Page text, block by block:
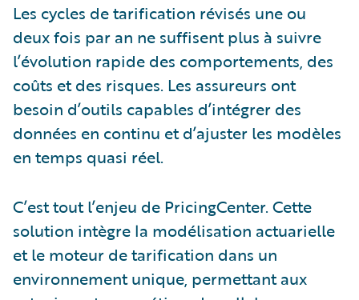
Les cycles de tarification révisés une ou
deux fois par an ne suffisent plus à suivre
l’évolution rapide des comportements, des
coûts et des risques. Les assureurs ont
besoin d’outils capables d’intégrer des
données en continu et d’ajuster les modèles
en temps quasi réel.
C’est tout l’enjeu de PricingCenter. Cette
solution intègre la modélisation actuarielle
et le moteur de tarification dans un
environnement unique, permettant aux